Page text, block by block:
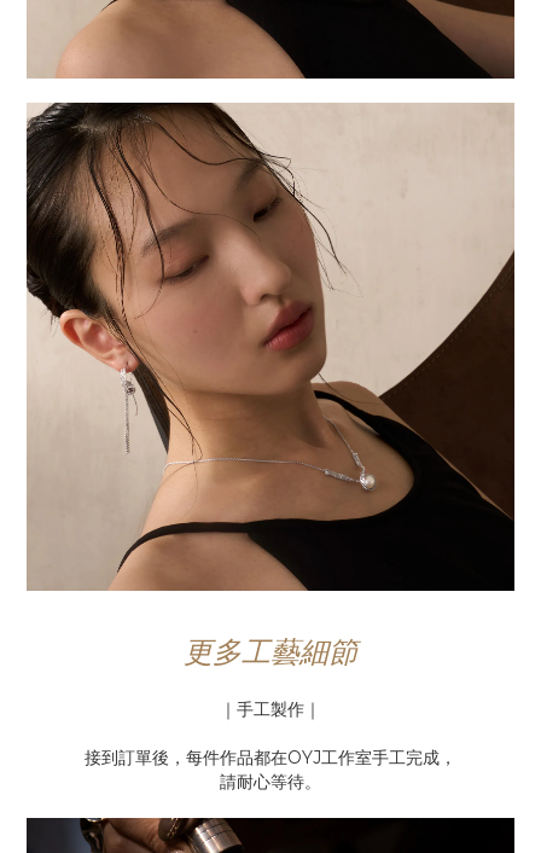
更多工藝細節
｜手工製作｜
接到訂單後，每件作品都在OYJ工作室手工完成，
請耐心等待。